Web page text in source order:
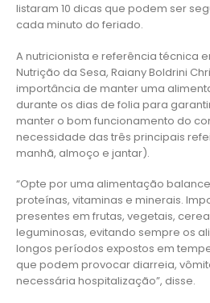
listaram 10 dicas que podem ser
cada minuto do feriado.
A nutricionista e referência técnica
Nutrição da Sesa, Raiany Boldrini
importância de manter uma
durante os dias de folia para
manter o bom funcionamento do
necessidade das três principais
manhã, almoço e jantar).
“Opte por uma alimentação
proteínas, vitaminas e minerais.
presentes em frutas, vegetais,
leguminosas, evitando sempre os
longos períodos expostos em
que podem provocar diarreia,
necessária hospitalização”, disse.